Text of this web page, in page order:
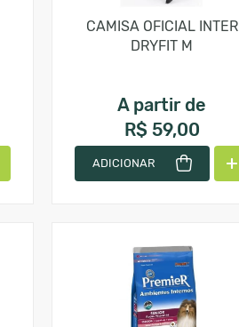
CAMISA OFICIAL INTER
DRYFIT M
A partir de
R$ 59,00
ADICIONAR